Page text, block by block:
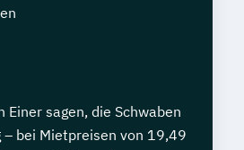
Einer sagen, die Schwaben
– bei Mietpreisen von 19,49